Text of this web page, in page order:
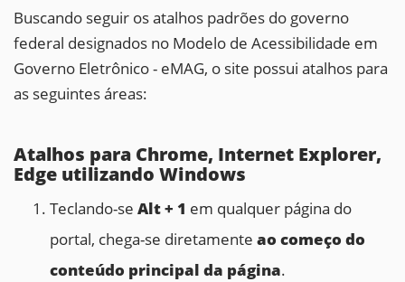
Buscando seguir os atalhos padrões do governo
federal designados no Modelo de Acessibilidade em
Governo Eletrônico - eMAG, o site possui atalhos para
as seguintes áreas:
Atalhos para Chrome, Internet Explorer,
Edge utilizando Windows
Teclando-se Alt + 1 em qualquer página do
portal, chega-se diretamente ao começo do
conteúdo principal da página.